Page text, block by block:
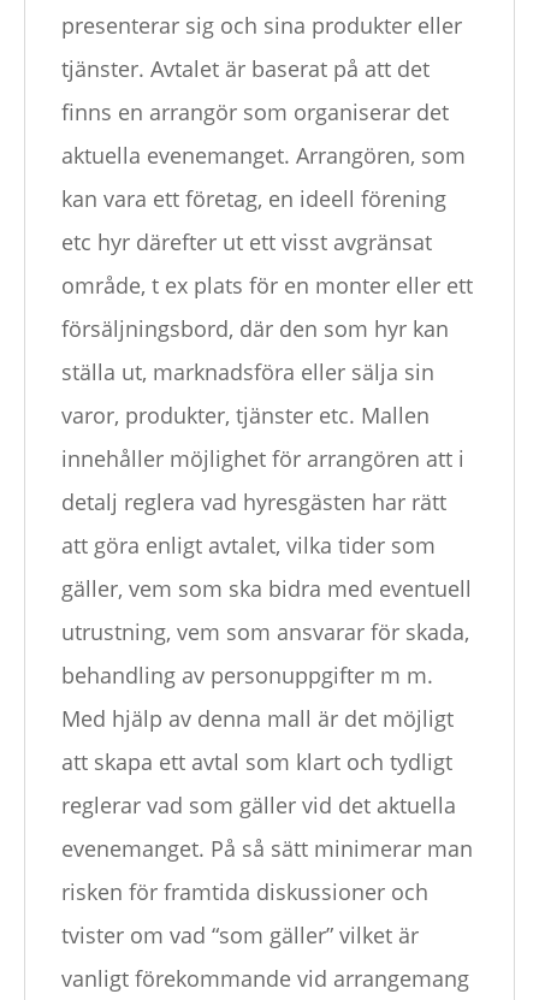
presenterar sig och sina produkter eller
tjänster. Avtalet är baserat på att det
finns en arrangör som organiserar det
aktuella evenemanget. Arrangören, som
kan vara ett företag, en ideell förening
etc hyr därefter ut ett visst avgränsat
område, t ex plats för en monter eller ett
försäljningsbord, där den som hyr kan
ställa ut, marknadsföra eller sälja sin
varor, produkter, tjänster etc. Mallen
innehåller möjlighet för arrangören att i
detalj reglera vad hyresgästen har rätt
att göra enligt avtalet, vilka tider som
gäller, vem som ska bidra med eventuell
utrustning, vem som ansvarar för skada,
behandling av personuppgifter m m.
Med hjälp av denna mall är det möjligt
att skapa ett avtal som klart och tydligt
reglerar vad som gäller vid det aktuella
evenemanget. På så sätt minimerar man
risken för framtida diskussioner och
tvister om vad “som gäller” vilket är
vanligt förekommande vid arrangemang